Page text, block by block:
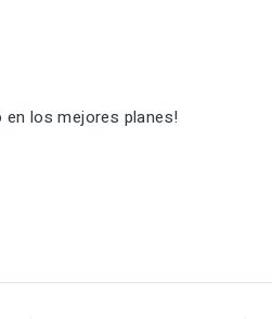
los mejores planes!